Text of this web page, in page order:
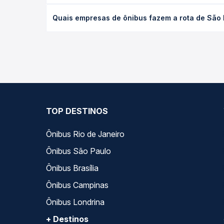
poltrona e a antecedência da compra. Na Quero
Quais empresas de ônibus fazem a rota de São
TOP DESTINOS
Ônibus Rio de Janeiro
Ônibus São Paulo
Ônibus Brasília
Ônibus Campinas
Ônibus Londrina
+ Destinos